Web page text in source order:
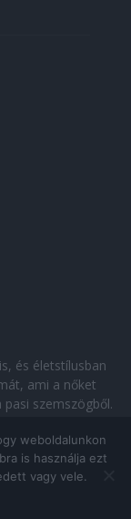
és életstílusban
ami a nőket
szemszögből.
TÁJÉKOZTATÓ
weboldalunkon
is használja ezt
vagy vele.